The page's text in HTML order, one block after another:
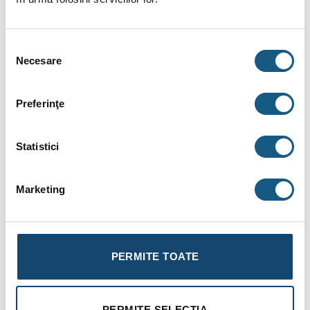
consimțământului
Necesare
Preferinţe
Statistici
Marketing
PERMITE TOATE
DESCRIERE
INFORMAȚII SUPLIMENTARE
Set pentru radiatoare: cap termostat Thera6, robinete
Set pentru radiatoare: cap termostat Thera6, robinete de tur